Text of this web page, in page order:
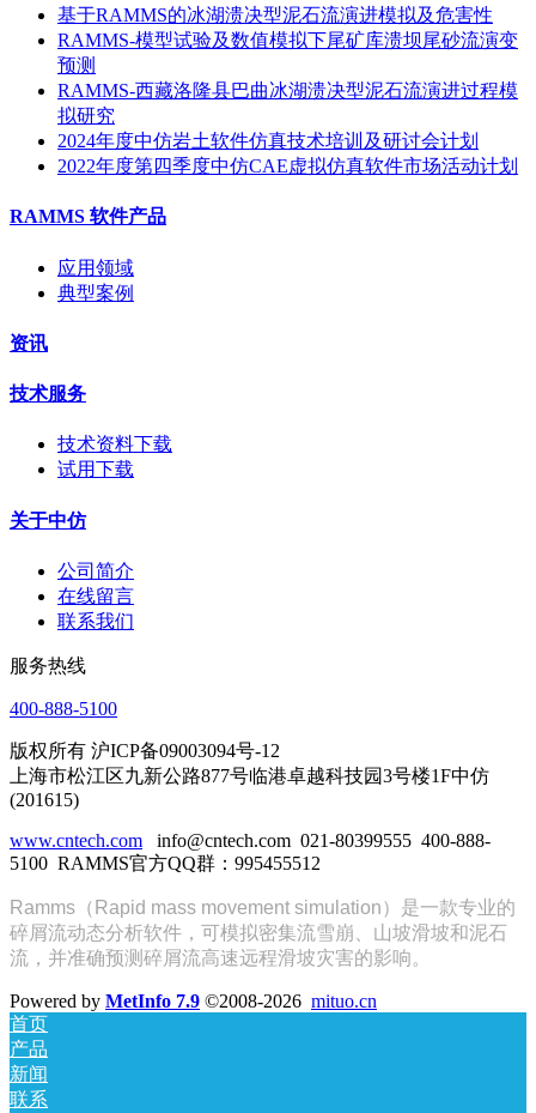
基于RAMMS的冰湖溃决型泥石流演进模拟及危害性
RAMMS-模型试验及数值模拟下尾矿库溃坝尾砂流演变
预测
RAMMS-西藏洛隆县巴曲冰湖溃决型泥石流演进过程模
拟研究
2024年度中仿岩土软件仿真技术培训及研讨会计划
2022年度第四季度中仿CAE虚拟仿真软件市场活动计划
RAMMS 软件产品
应用领域
典型案例
资讯
技术服务
技术资料下载
试用下载
关于中仿
公司简介
在线留言
联系我们
服务热线
400-888-5100
版权所有 沪ICP备09003094号-12
上海市松江区九新公路877号临港卓越科技园3号楼1F中仿
(201615)
www.cntech.com info@cntech.com 021-80399555 400-888-
5100 RAMMS官方QQ群：995455512
Ramms（Rapid mass movement simulation）是一款专业的
碎屑流动态分析软件，可模拟密集流雪崩、山坡滑坡和泥石
流，并准确预测碎屑流高速远程滑坡灾害的影响。
Powered by MetInfo 7.9 ©2008-2026 mituo.cn
首页
产品
新闻
联系